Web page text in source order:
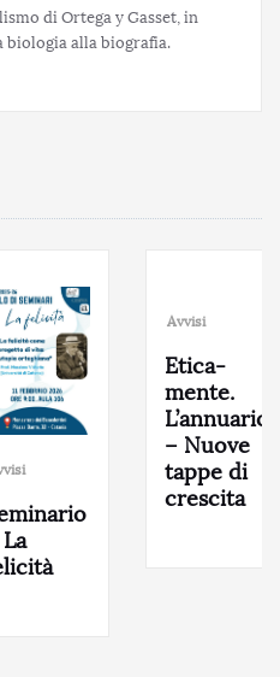
di Ortega y Gasset, in
biologia alla biografia.
Avvisi
Etica-
mente.
L’annuario
– Nuove
tappe di
crescita